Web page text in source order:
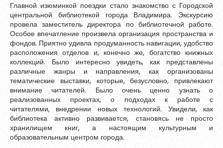
Главной изюминкой поездки стало знакомство с Городской
центральной библиотекой города Владимира. Экскурсию
провела заместитель директора по библиотечной работе.
Особое впечатление произвела организация пространства и
фондов. Приятно удивла продуманность навигации, удобство
расположения отделов и, конечно же, богатство книжных
коллекций. Было интересно увидеть, как представлены
различные жанры и направления, как организованы
тематические выставки, которые, безусловно, привлекают
внимание читателей. Было очень ценно узнать о
реализованных проектах, о подходах к работе с
читателями, внедрении новых технологий. Увидели, как
библиотека активно развивается, становясь не просто
хранилищем книг, а настоящим культурным и
образовательным центром города.
Обновить
Я согласен на обработкуперсональных данных
Я согласен справилами использования материалов
размещённых на портале.
Зарегистрироваться